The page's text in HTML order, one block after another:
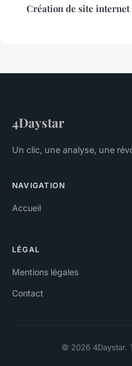
Création de site
4Daystar
Un clic, une analyse, une
NAVIGATION
Accueil
LÉGAL
Mentions légales
Contact
© 2026 4Daystar.